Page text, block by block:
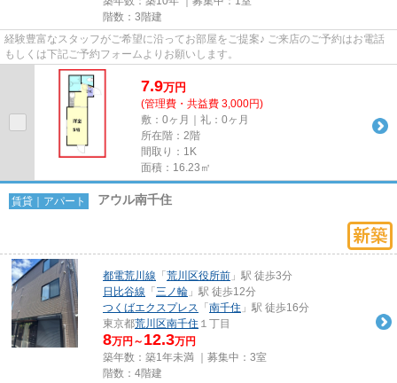
階数：3階建
経験豊富なスタッフがご希望に沿ってお部屋をご提案♪ ご来店のご予約はお電話
もしくは下記ご予約フォームよりお願いします。
7.9万円
(管理費・共益費 3,000円)
敷：0ヶ月｜礼：0ヶ月
所在階：2階
間取り：1K
面積：16.23㎡
賃貸｜アパート アウル南千住
都電荒川線 「 荒川区役所前 」駅 徒歩3分
日比谷線 「 三ノ輪 」駅 徒歩12分
つくばエクスプレス 「 南千住 」駅 徒歩16分
東京都荒川区南千住 １丁目
8万円～ 12.3万円
築年数：築1年未満 ｜募集中： 3室
階数：4階建